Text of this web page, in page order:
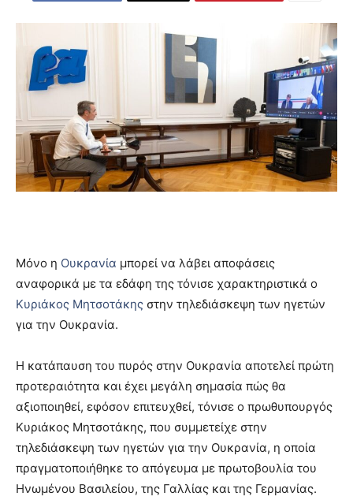
Μόνο η Ουκρανία μπορεί να λάβει αποφάσεις
αναφορικά με τα εδάφη της τόνισε χαρακτηριστικά ο
Κυριάκος Μητσοτάκης στην τηλεδιάσκεψη των ηγετών
για την Ουκρανία.
Η κατάπαυση του πυρός στην Ουκρανία αποτελεί πρώτη
προτεραιότητα και έχει μεγάλη σημασία πώς θα
αξιοποιηθεί, εφόσον επιτευχθεί, τόνισε ο πρωθυπουργός
Κυριάκος Μητσοτάκης, που συμμετείχε στην
τηλεδιάσκεψη των ηγετών για την Ουκρανία, η οποία
πραγματοποιήθηκε το απόγευμα με πρωτοβουλία του
Ηνωμένου Βασιλείου, της Γαλλίας και της Γερμανίας.